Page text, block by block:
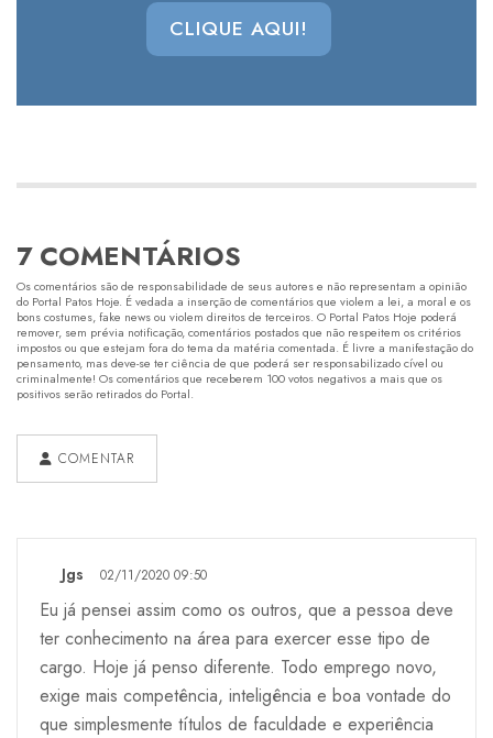
CLIQUE AQUI!
7 COMENTÁRIOS
Os comentários são de responsabilidade de seus autores e não representam a opinião
do Portal Patos Hoje. É vedada a inserção de comentários que violem a lei, a moral e os
bons costumes, fake news ou violem direitos de terceiros. O Portal Patos Hoje poderá
remover, sem prévia notificação, comentários postados que não respeitem os critérios
impostos ou que estejam fora do tema da matéria comentada. É livre a manifestação do
pensamento, mas deve-se ter ciência de que poderá ser responsabilizado cível ou
criminalmente! Os comentários que receberem 100 votos negativos a mais que os
positivos serão retirados do Portal.
COMENTAR
Jgs 02/11/2020 09:50
Eu já pensei assim como os outros, que a pessoa deve
ter conhecimento na área para exercer esse tipo de
cargo. Hoje já penso diferente. Todo emprego novo,
exige mais competência, inteligência e boa vontade do
que simplesmente títulos de faculdade e experiência